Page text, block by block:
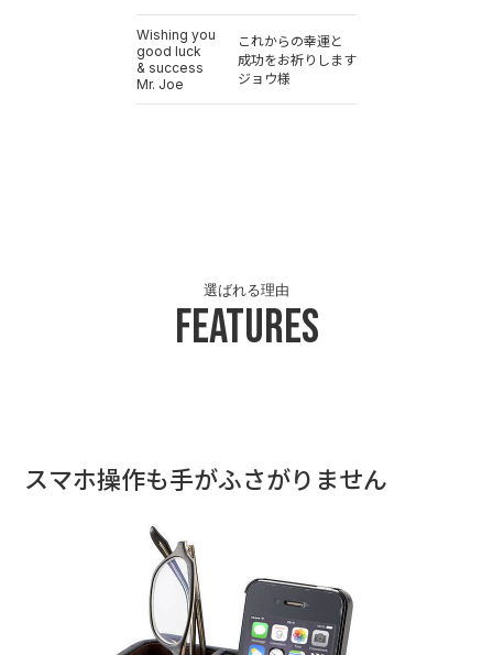
Wishing you
good luck
& success
Mr. Joe
これからの幸運と
成功をお祈りします
ジョウ様
Features
選ばれる理由
スマホ操作も手がふさがりません